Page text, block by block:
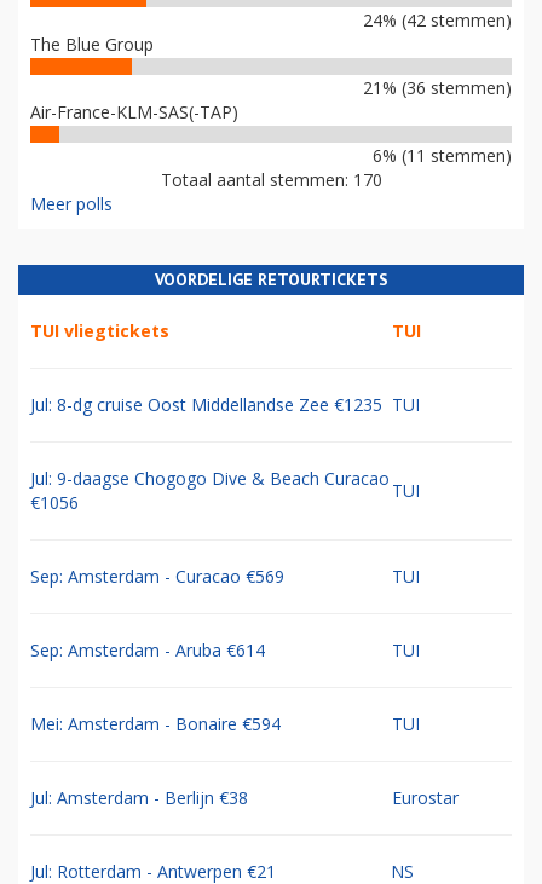
24% (42 stemmen)
The Blue Group
21% (36 stemmen)
Air-France-KLM-SAS(-TAP)
6% (11 stemmen)
Totaal aantal stemmen: 170
Meer polls
VOORDELIGE RETOURTICKETS
TUI vliegtickets TUI
Jul: 8-dg cruise Oost Middellandse Zee €1235 TUI
Jul: 9-daagse Chogogo Dive & Beach Curacao
€1056
TUI
Sep: Amsterdam - Curacao €569 TUI
Sep: Amsterdam - Aruba €614 TUI
Mei: Amsterdam - Bonaire €594 TUI
Jul: Amsterdam - Berlijn €38 Eurostar
Jul: Rotterdam - Antwerpen €21 NS